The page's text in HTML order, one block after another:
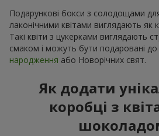
Подарункові бокси з солодощами
лаконічними квітами виглядають як
Такі квіти з цукерками виглядають
смаком і можуть бути подаровані до
народження або Новорічних свят.
Як додати
коробці з